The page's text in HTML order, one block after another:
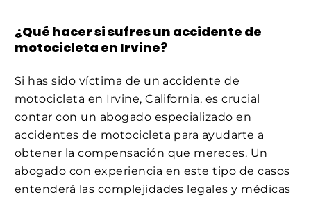
¿Qué hacer si sufres un accidente de
motocicleta en Irvine?
Si has sido víctima de un accidente de
motocicleta en Irvine, California, es crucial
contar con un abogado especializado en
accidentes de motocicleta para ayudarte a
obtener la compensación que mereces. Un
abogado con experiencia en este tipo de casos
entenderá las complejidades legales y médicas